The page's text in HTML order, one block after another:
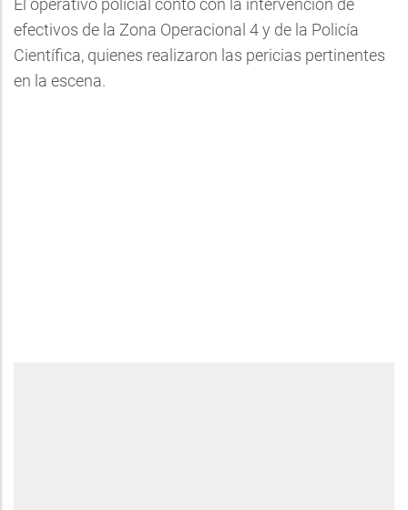
El operativo policial contó con la intervención de
efectivos de la Zona Operacional 4 y de la Policía
Científica, quienes realizaron las pericias pertinentes
en la escena.